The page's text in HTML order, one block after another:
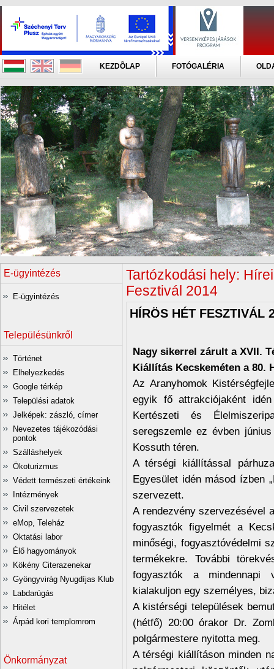
KEZDÕLAP FOTÓGALÉRIA
E-ügyintézés
E-ügyintézés
Településünkről
Történet
Elhelyezkedés
Google térkép
Települési adatok
Jelképek: zászló, címer
Nevezetes tájékozódási
pontok
Szálláshelyek
Ökoturizmus
Védett természeti értékeink
Intézmények
Civil szervezetek
eMop, Teleház
Oktatási labor
Élő hagyományok
Kökény Citerazenekar
Gyöngyvirág Nyugdíjas Klub
Labdarúgás
Hitélet
Árpád kori templomrom
Önkormányzat
Tartózkodási hely:
Fesztivál 2014
HÍRÖS HÉT FESZTIVÁL
Nagy sikerrel zárult a XVII.
Kiállítás Kecskeméten a 80.
Az Aranyhomok
egyik fő attrakciójaként
Kertészeti és
seregszemle ez évben
Kossuth téren.
A térségi kiállítással
Egyesület idén másod ízben
szervezett.
A rendezvény szervezésével
fogyasztók figyelmét a
minőségi, fogyasztóvédelmi
termékekre. További
fogyasztók a mindennapi
kialakuljon egy személyes,
A kistérségi települések
(hétfő) 20:00 órakor Dr.
polgármestere nyitotta meg.
A térségi kiállításon minden